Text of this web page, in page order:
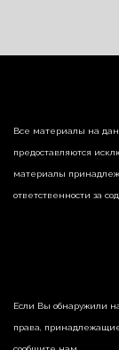
Все материалы на
предоставляются
материалы
ответственности за
Если Вы обнаружили
права,